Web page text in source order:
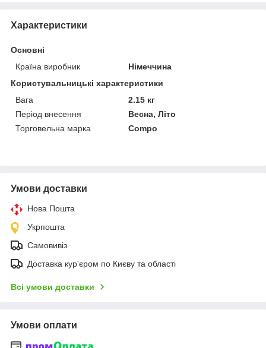
Характеристики
Основні
Країна виробник
Німеччина
Користувальницькі характеристики
Вага
2.15 кг
Період внесення
Весна, Літо
Торговельна марка
Compo
Умови доставки
Нова Пошта
Укрпошта
Самовивіз
Доставка кур'єром по Києву та області
Всі умови доставки
Умови оплати